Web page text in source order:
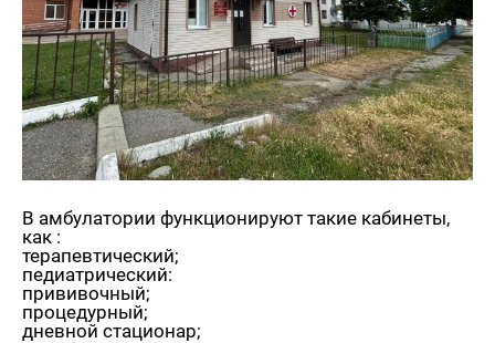
В ам­бу­ла­то­рии функ­ци­о­ни­ру­ют такие ка­би­не­ты,
как :
те­ра­пев­ти­че­ский;
пе­ди­ат­ри­че­ский:
при­ви­воч­ный;
про­це­дур­ный;
днев­ной ста­ци­о­нар;